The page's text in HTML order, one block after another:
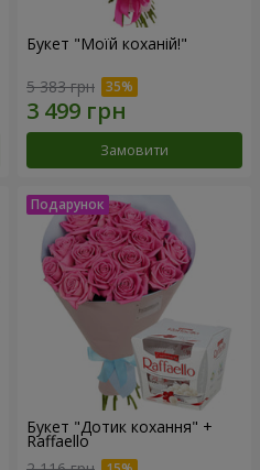
Букет "Моїй коханій!"
5 383 грн
Замовити
Букет "Дотик кохання" +
Raffaello